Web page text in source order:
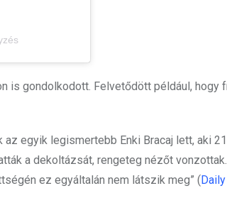
gondolkodott. Felvetődött például, hogy
egyik legismertebb Enki Bracaj lett, aki
a dekoltázsát, rengeteg nézőt
ez egyáltalán nem látszik meg” (